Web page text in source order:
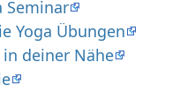
Seminar
Yoga Übungen
in deiner Nähe